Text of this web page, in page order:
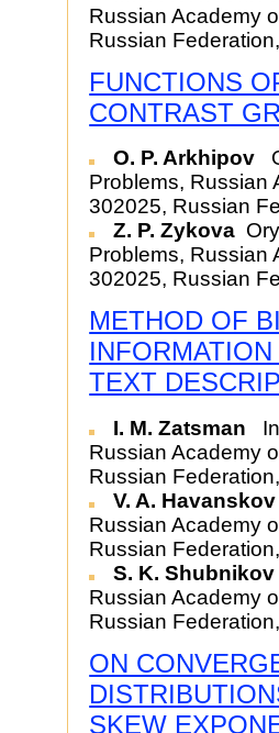
Russian Academy
Russian
FUNCTIONS
CONTRAST
O. P. Arkhipov
Problems, Russian
302025, Russian
Z. P. Zykova
Problems, Russian
302025, Russian
METHOD OF
TEXT
I. M. Zatsman
Russian Academy
Russian
V. A.
Russian Academy
Russian
S. K.
Russian Academy
Russian
ON
SKEW